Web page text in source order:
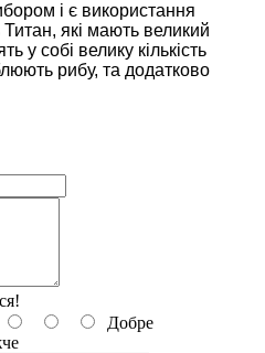
і є використання
які мають великий
у собі велику кількість
рибу, та додатково
Добре